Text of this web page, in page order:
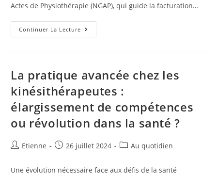
Actes de Physiothérapie (NGAP), qui guide la facturation…
Continuer La Lecture
La pratique avancée chez les
kinésithérapeutes :
élargissement de compétences
ou révolution dans la santé ?
Etienne 26 juillet 2024 Au quotidien
Une évolution nécessaire face aux défis de la santé